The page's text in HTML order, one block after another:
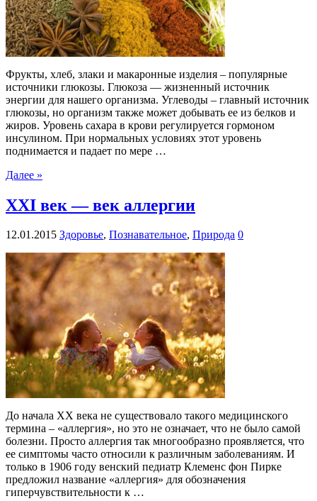
Фрукты, хлеб, злаки и макаронные изделия – популярные
источники глюкозы. Глюкоза — жизненный источник
энергии для нашего организма. Углеводы – главный источник
глюкозы, но организм также может добывать ее из белков и
жиров. Уровень сахара в крови регулируется гормоном
инсулином. При нормальных условиях этот уровень
поднимается и падает по мере …
Далее »
XXI век — век аллергии
12.01.2015 Здоровье, Познавательное, Природа 0
До начала ХХ века не существовало такого медицинского
термина – «аллергия», но это не означает, что не было самой
болезни. Просто аллергия так многообразно проявляется, что
ее симптомы часто относили к различным заболеваниям. И
только в 1906 году венский педиатр Клеменс фон Пирке
предложил название «аллергия» для обозначения
гиперчувствительности к …